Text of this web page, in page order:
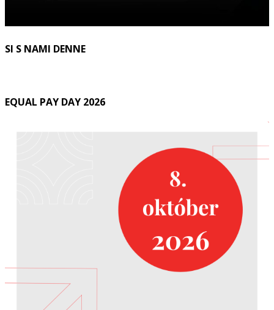
SI S NAMI DENNE
EQUAL PAY DAY 2026